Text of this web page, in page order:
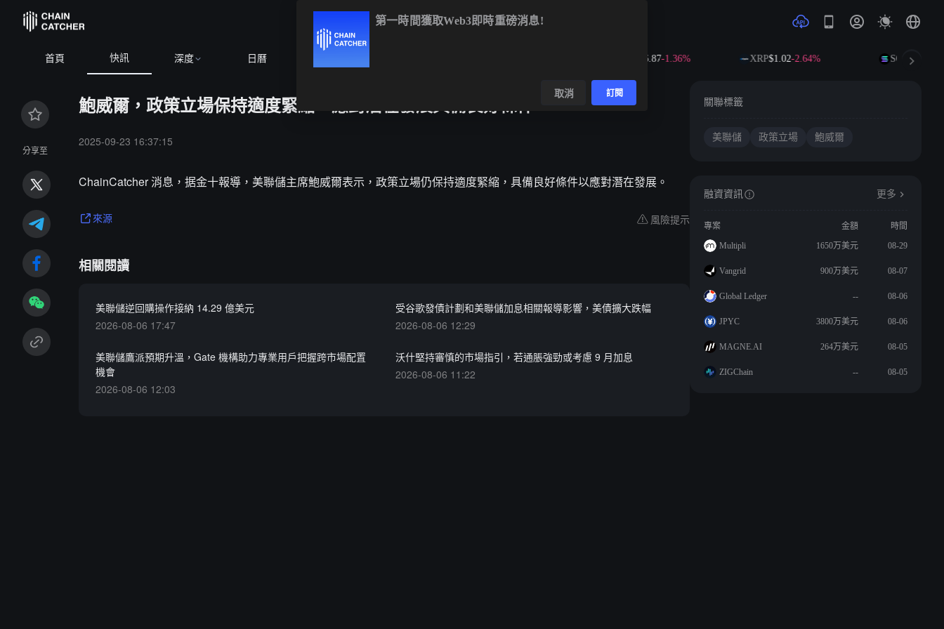
首頁 快訊 深度 日曆 $586.87-1.36% XRP$1.02-2.64% SOL $72.61
分享至
鮑威爾，政策立場保持適度緊縮，應對潛在發展具備良好條件
2025-09-23 16:37:15
ChainCatcher 消息，据金十報導，美聯儲主席鮑威爾表示，政策立場仍保持適度緊縮，具備良好條件以應對潛在發展。
來源 風險提示
相關閱讀
美聯儲逆回購操作接納 14.29 億美元
2026-08-06 17:47
受谷歌發債計劃和美聯儲加息相關報導影響，美債擴大跌幅
2026-08-06 12:29
美聯儲鷹派預期升溫，Gate 機構助力專業用戶把握跨市場配置
機會
2026-08-06 12:03
沃什堅持審慎的市場指引，若通脹強勁或考慮 9 月加息
2026-08-06 11:22
關聯標籤
美聯儲 政策立場 鮑威爾
融資資訊 更多
專案 金額
時間
Multipli
1650万美元 08-29
Vangrid 900万美元 08-07
Global Ledger -- 08-06
JPYC 3800万美元 08-06
MAGNE.AI 264万美元 08-05
ZIGChain -- 08-05
第一時間獲取Web3即時重磅消息!
取消 訂閱